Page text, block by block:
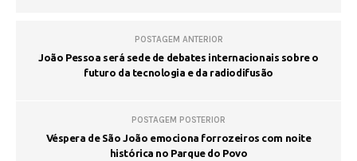
POSTAGEM ANTERIOR
João Pessoa será sede de debates internacionais sobre o
futuro da tecnologia e da radiodifusão
POSTAGEM POSTERIOR
Véspera de São João emociona forrozeiros com noite
histórica no Parque do Povo